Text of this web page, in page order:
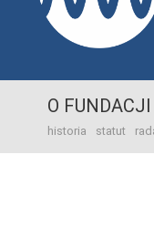
O FUNDACJI
historia statut